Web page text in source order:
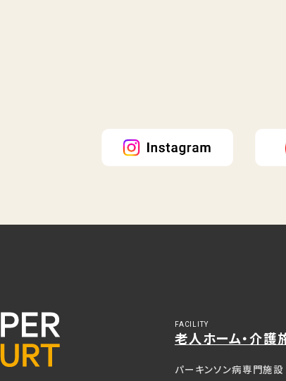
FACILITY
老人ホーム・介護
パーキンソン病専門施設